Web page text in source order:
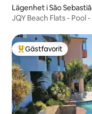
Lägenhet i São
JQY Beach Flats - Pool
Populär gästfavorit
Gästfavorit